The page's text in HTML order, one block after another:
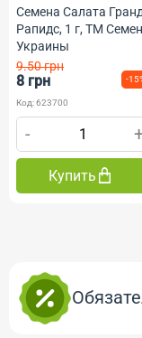
Семена Салата
Рапидс, 1 г, ТМ
Украины
9.50 грн
8 грн -
Код: 623700
-
Купить